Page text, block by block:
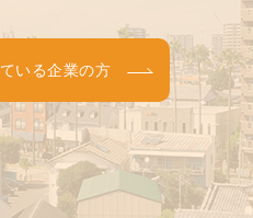
いる企業の方